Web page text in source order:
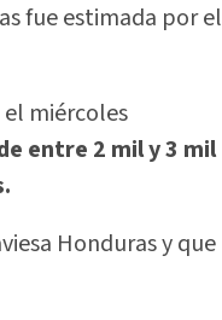
fue estimada por el
miércoles
entre 2 mil y 3 mil
Honduras y que